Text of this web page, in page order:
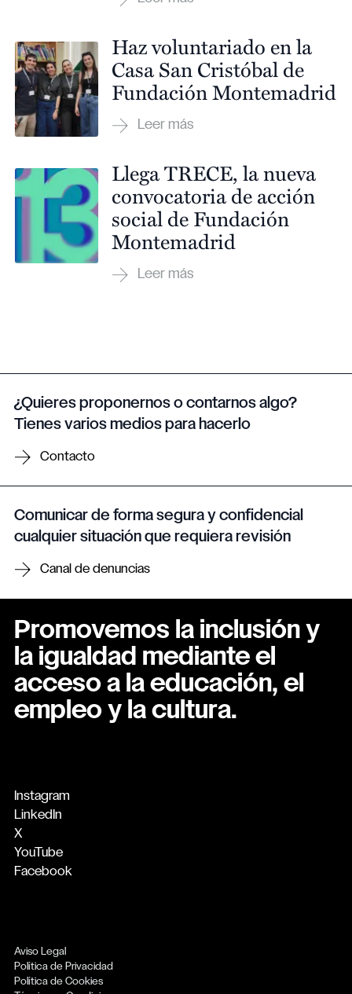
Haz voluntariado en la
Casa San Cristóbal de
Fundación Montemadrid
Llega TRECE, la nueva
convocatoria de acción
social de Fundación
Montemadrid
¿Quieres proponernos o contarnos algo?
Tienes varios medios para hacerlo
Contacto
Comunicar de forma segura y confidencial
cualquier situación que requiera revisión
Canal de denuncias
Promovemos la inclusión y
la igualdad mediante el
acceso a la educación, el
empleo y la cultura.
Instagram
LinkedIn
X
YouTube
Facebook
Aviso Legal
Política de Privacidad
Política de Cookies